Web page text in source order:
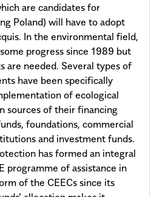
are candidates for
Poland) will have to adopt
In the environmental field,
progress since 1989 but
are needed. Several types of
have been specifically
of ecological
sources of their financing
foundations, commercial
and investment funds.
has formed an integral
programme of assistance in
of the CEECs since its